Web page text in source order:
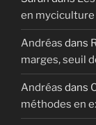
en myciculture
Andréas dans
marges, seuil
Andréas dans
méthodes en